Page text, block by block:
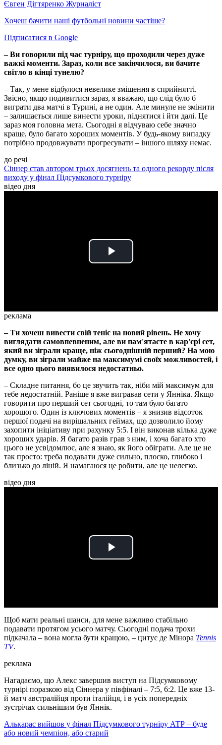
Євген Дігтяренко Журналіст
Хочеш бачити наші футбольні новини частіше?
Підписатися в Google
– Ви говорили під час турніру, що проходили через дуже
важкі моменти. Зараз, коли все закінчилося, ви бачите
світло в кінці тунелю?
– Так, у мене відбулося невелике зміщення в сприйнятті.
Звісно, якщо подивитися зараз, я вважаю, що слід було б
виграти два матчі в Турині, а не один. Але минуле не змінити
– залишається лише винести уроки, піднятися і йти далі. Це
зараз моя головна мета. Сьогодні я відчуваю себе значно
краще, було багато хороших моментів. У будь-якому випадку
потрібно продовжувати прогресувати – іншого шляху немає.
до речі
Сіннер став автором трьох досягнень та одного рекорду після
виходу у фінал Підсумкового турніру
відео дня
Play
реклама
– Ти хочеш вивести свій теніс на новий рівень. Не хочу
виглядати самовпевненим, але ви пам'ятаєте в кар'єрі сет,
який ви зіграли краще, ніж сьогоднішній перший? На мою
думку, ви зіграли майже на максимумі своїх можливостей, і
все одно цього виявилося недостатньо.
– Складне питання, бо це звучить так, ніби мій максимум для
тебе недостатній. Раніше я вже вигравав сети у Янніка. Якщо
говорити про перший сет сьогодні, то там було багато
хорошого. Один із ключових моментів – я знизив відсоток
першої подачі на вирішальних геймах, що дозволило йому
захопити ініціативу при рахунку 5:5. І він виконав кілька дуже
хороших ударів. Я багато разів грав з ним, і хоча багато хто
цього не усвідомлює, але я знаю, як його обіграти. Але це не
так просто: треба подавати дуже сильно, плоско, глибоко і
близько до ліній. Я намагаюся це робити, але це нелегко.
відео дня
Play
Щоб мати реальні шанси, для мене важливо стабільно
подавати протягом усього матчу. Сьогодні подача трохи
підкачала – вона могла бути кращою, – цитує де Мінора Tennis
TV.
реклама
Нагадаємо, що Алекс завершив виступ на Підсумковому
турнірі поразкою від Сіннера у півфіналі – 7:5, 6:2. Це вже 13-
й матч австралійця проти італійця, і в усіх попередніх
зустрічах сильнішим був Яннік.
Алькарас вийшов у фінал Підсумкового турніру АТР – буде
або новий чемпіон, або старий